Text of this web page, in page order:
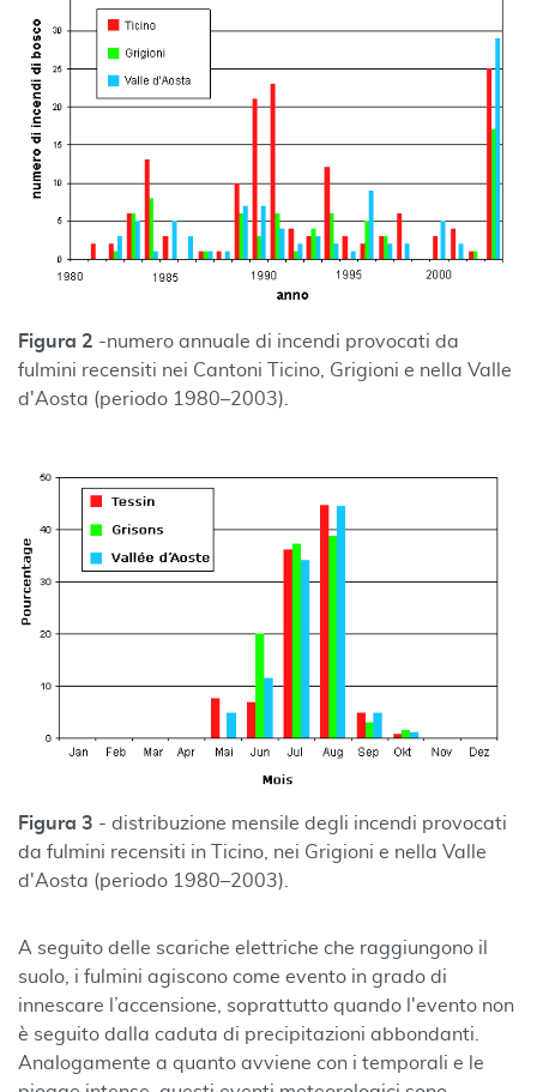
Figura 2 -numero annuale di incendi provocati da
fulmini recensiti nei Cantoni Ticino, Grigioni e nella Valle
d'Aosta (periodo 1980–2003).
Figura 3 - distribuzione mensile degli incendi provocati
da fulmini recensiti in Ticino, nei Grigioni e nella Valle
d'Aosta (periodo 1980–2003).
A seguito delle scariche elettriche che raggiungono il
suolo, i fulmini agiscono come evento in grado di
innescare l’accensione, soprattutto quando l'evento non
è seguito dalla caduta di precipitazioni abbondanti.
Analogamente a quanto avviene con i temporali e le